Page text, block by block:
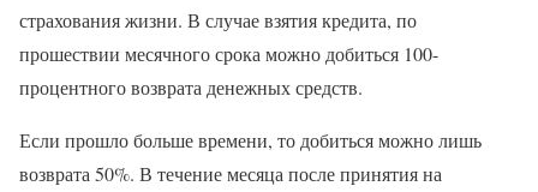
страхования жизни. В случае взятия кредита, по
прошествии месячного срока можно добиться 100-
процентного возврата денежных средств.
Если прошло больше времени, то добиться можно лишь
возврата 50%. В течение месяца после принятия на